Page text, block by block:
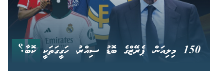
150 މިލިއަން، ޕެރޭޒްގެ ބޮޑު ސިއްރު، ހަގީގަތަކީ ކޮބާ؟